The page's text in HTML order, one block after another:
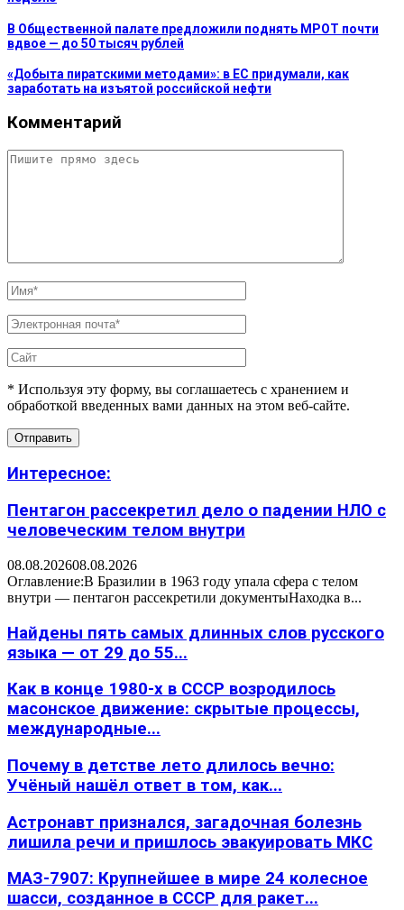
В Общественной палате предложили поднять МРОТ почти
вдвое — до 50 тысяч рублей
«Добыта пиратскими методами»: в ЕС придумали, как
заработать на изъятой российской нефти
Комментарий
* Используя эту форму, вы соглашаетесь с хранением и
обработкой введенных вами данных на этом веб-сайте.
Интересное:
Пентагон рассекретил дело о падении НЛО с
человеческим телом внутри
08.08.202608.08.2026
Оглавление:В Бразилии в 1963 году упала сфера с телом
внутри — пентагон рассекретили документыНаходка в...
Найдены пять самых длинных слов русского
языка — от 29 до 55...
Как в конце 1980-х в СССР возродилось
масонское движение: скрытые процессы,
международные...
Почему в детстве лето длилось вечно:
Учёный нашёл ответ в том, как...
Астронавт признался, загадочная болезнь
лишила речи и пришлось эвакуировать МКС
МАЗ-7907: Крупнейшее в мире 24 колесное
шасси, созданное в СССР для ракет...